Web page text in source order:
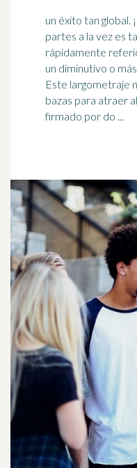
un éxito tan global.
partes a la vez es
rápidamente
un diminutivo o
Este largometraje
bazas para atraer
firmado por do ...